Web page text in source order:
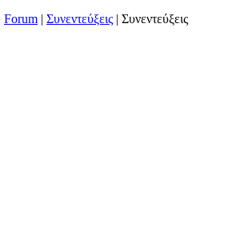
Forum | Συνεντεύξεις | Συνεντεύξεις